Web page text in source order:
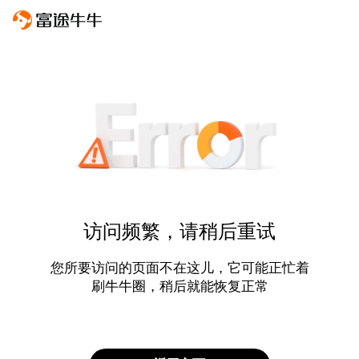
访问频繁，请稍后重试
您所要访问的页面不在这儿，它可能正忙着
刷牛牛圈，稍后就能恢复正常